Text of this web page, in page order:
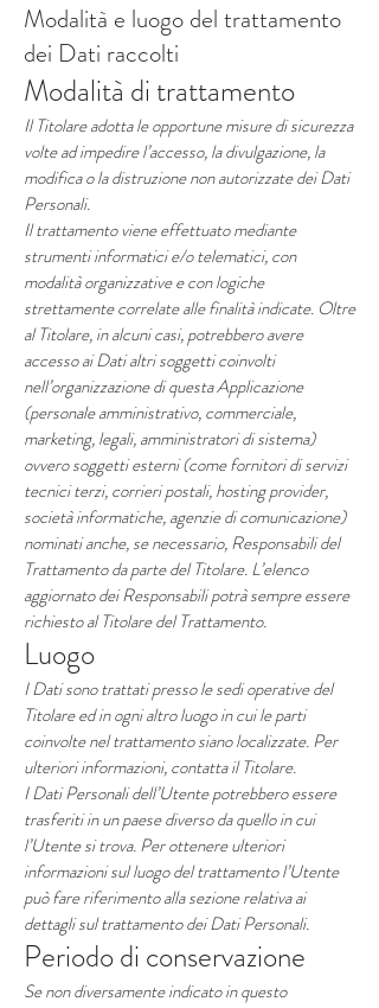
Modalità e luogo del trattamento
dei Dati raccolti
Modalità di trattamento
Il Titolare adotta le opportune misure di sicurezza
volte ad impedire l’accesso, la divulgazione, la
modifica o la distruzione non autorizzate dei Dati
Personali.
Il trattamento viene effettuato mediante
strumenti informatici e/o telematici, con
modalità organizzative e con logiche
strettamente correlate alle finalità indicate. Oltre
al Titolare, in alcuni casi, potrebbero avere
accesso ai Dati altri soggetti coinvolti
nell’organizzazione di questa Applicazione
(personale amministrativo, commerciale,
marketing, legali, amministratori di sistema)
ovvero soggetti esterni (come fornitori di servizi
tecnici terzi, corrieri postali, hosting provider,
società informatiche, agenzie di comunicazione)
nominati anche, se necessario, Responsabili del
Trattamento da parte del Titolare. L’elenco
aggiornato dei Responsabili potrà sempre essere
richiesto al Titolare del Trattamento.
Luogo
I Dati sono trattati presso le sedi operative del
Titolare ed in ogni altro luogo in cui le parti
coinvolte nel trattamento siano localizzate. Per
ulteriori informazioni, contatta il Titolare.
I Dati Personali dell’Utente potrebbero essere
trasferiti in un paese diverso da quello in cui
l’Utente si trova. Per ottenere ulteriori
informazioni sul luogo del trattamento l’Utente
può fare riferimento alla sezione relativa ai
dettagli sul trattamento dei Dati Personali.
Periodo di conservazione
Se non diversamente indicato in questo